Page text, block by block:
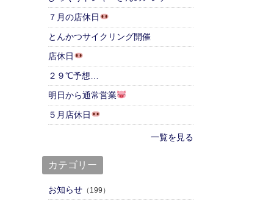
７月の店休日
とんかつサイクリング開催
店休日
２９℃予想…
明日から通常営業
５月店休日
一覧を見る
カテゴリー
お知らせ（199）